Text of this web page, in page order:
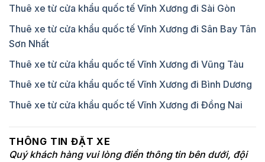
Thuê xe từ cửa khẩu quốc tế Vĩnh Xương đi Sài Gòn
Thuê xe từ cửa khẩu quốc tế Vĩnh Xương đi Sân Bay Tân
Sơn Nhất
Thuê xe từ cửa khẩu quốc tế Vĩnh Xương đi Vũng Tàu
Thuê xe từ cửa khẩu quốc tế Vĩnh Xương đi Bình Dương
Thuê xe từ cửa khẩu quốc tế Vĩnh Xương đi Đồng Nai
THÔNG TIN ĐẶT XE
Quý khách hàng vui lòng điền thông tin bên dưới, đội